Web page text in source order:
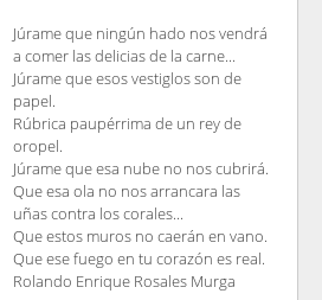
Júrame que ningún hado nos vendrá
a comer las delicias de la carne...
Júrame que esos vestiglos son de
papel.
Rúbrica paupérrima de un rey de
oropel.
Júrame que esa nube no nos cubrirá.
Que esa ola no nos arrancara las
uñas contra los corales...
Que estos muros no caerán en vano.
Que ese fuego en tu corazón es real.
Rolando Enrique Rosales Murga